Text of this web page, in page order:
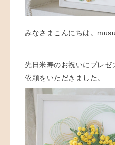
みなさまこんにちは。
先日米寿のお祝いにプレ
依頼をいただきました。